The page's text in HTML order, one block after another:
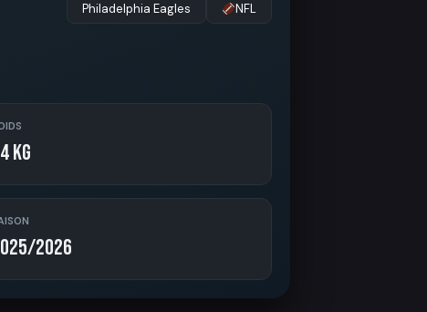
Philadelphia Eagles NFL
kg
2026